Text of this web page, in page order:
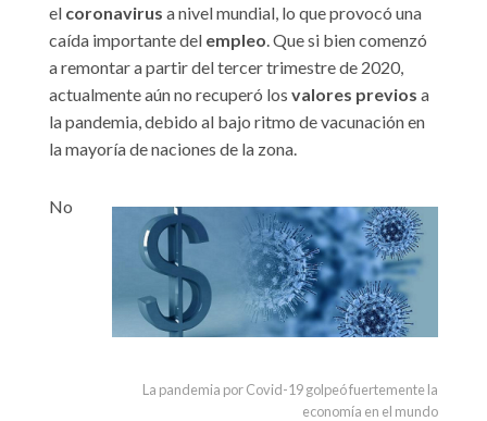
el coronavirus a nivel mundial, lo que provocó una
caída importante del empleo. Que si bien comenzó
a remontar a partir del tercer trimestre de 2020,
actualmente aún no recuperó los valores previos a
la pandemia, debido al bajo ritmo de vacunación en
la mayoría de naciones de la zona.
La pandemia por Covid-19 golpeó fuertemente la
economía en el mundo
No